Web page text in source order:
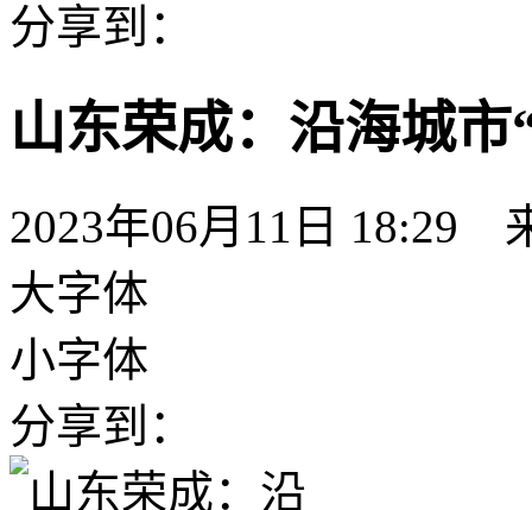
分享到：
山东荣成：沿海城市
2023年06月11日 18:29
大字体
小字体
分享到：